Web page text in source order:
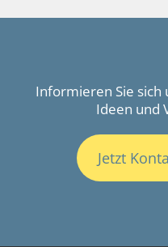
Informieren Sie sich
Ideen und
Jetzt